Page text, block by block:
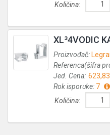
Količina:
XL³4VODIC
Proizvođač:
Referenca(šifra
Jed. Cena:
Rok isporuke: 7
Količina: